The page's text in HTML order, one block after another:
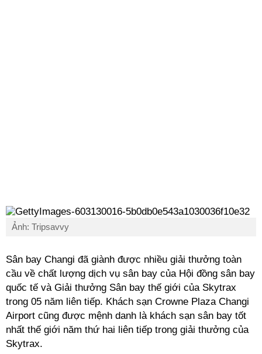
Ảnh: Tripsavvy
Sân bay Changi đã giành được nhiều giải thưởng toàn
cầu về chất lượng dịch vụ sân bay của Hội đồng sân bay
quốc tế và Giải thưởng Sân bay thế giới của Skytrax
trong 05 năm liên tiếp. Khách sạn Crowne Plaza Changi
Airport cũng được mệnh danh là khách sạn sân bay tốt
nhất thế giới năm thứ hai liên tiếp trong giải thưởng của
Skytrax.